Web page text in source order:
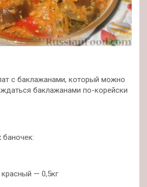
с баклажанами, который можно
баклажанами по-корейски
баночек:
— 0,5кг